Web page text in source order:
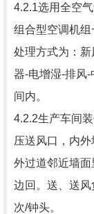
4.2.1选用全空
组合型空调机
处理方式为：
器-电增湿-排风
间内。
4.2.2生产车间
压送风口，内
外过道邻近墙
边回。送、送
次/钟头。